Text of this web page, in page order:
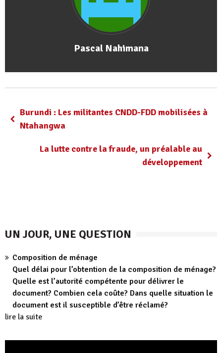
Pascal Nahimana
Burundi : Les militantes CNDD-FDD mobilisées à
Ntahangwa
La lutte contre la fraude, un préalable au
développement
UN JOUR, UNE QUESTION
Composition de ménage
Quel délai pour l’obtention de la composition de ménage?
Quelle est l’autorité compétente pour délivrer le
document? Combien cela coûte? Dans quelle situation le
document est il susceptible d’être réclamé?
lire la suite